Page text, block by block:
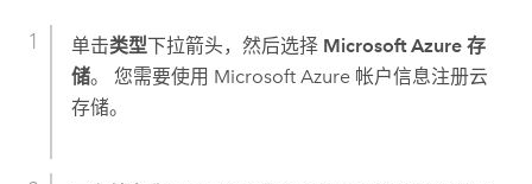
单击类型下拉箭头，然后选择 Microsoft Azure 存
储。 您需要使用 Microsoft Azure帐户信息注册云
存储。